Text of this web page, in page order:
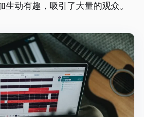
生动有趣，吸引了大量的观众。